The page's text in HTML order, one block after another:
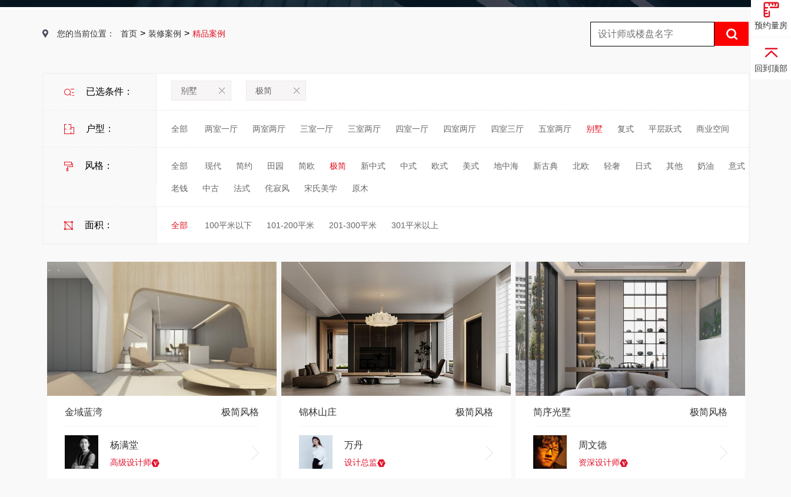
您的当前位置： 首页 > 装修案例 > 精品案例
已选条件： 别墅 极简
户型： 全部 两室一厅 两室两厅 三室一厅 三室两厅 四室一厅 四室两厅 四室三厅 五室两厅 别墅 复式 平层跃式 商业空间
风格： 全部 现代 简约 田园 简欧 极简 新中式 中式 欧式 美式 地中海 新古典 北欧 轻奢 日式 其他 奶油 意式
老钱 中古 法式 侘寂风 宋氏美学 原木
面积： 全部 100平米以下 101-200平米 201-300平米 301平米以上
金域蓝湾 极简风格
杨满堂
高级设计师
锦林山庄 极简风格
万丹
设计总监
简序光墅 极简风格
周文德
资深设计师
预约量房
回到顶部